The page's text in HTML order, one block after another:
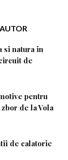
si natura in
de
pentru
de la Vola
de calatorie